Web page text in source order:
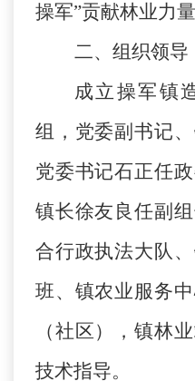
操军”贡献林业力量
二、 组织领导
成立操军镇
组，党委副书记
党委书记石正任
镇长徐友良任副
合行政执法大队
班、镇农业服务
（社区），镇林
技术指导。